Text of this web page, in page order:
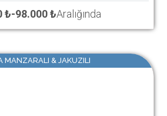
₺-98.000 ₺Aralığında
MANZARALI & JAKUZILI